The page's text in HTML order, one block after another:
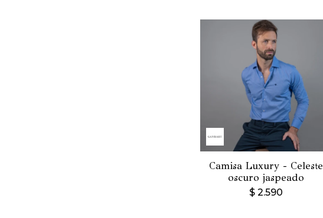
Camisa Luxury - Celeste
oscuro jaspeado
$ 2.590